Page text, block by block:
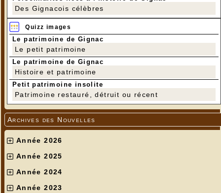
Des Gignacois célèbres
Quizz images
Le patrimoine de Gignac
Le petit patrimoine
Le patrimoine de Gignac
Histoire et patrimoine
Petit patrimoine insolite
Patrimoine restauré, détruit ou récent
Archives des Nouvelles
Année 2026
Année 2025
Année 2024
Année 2023